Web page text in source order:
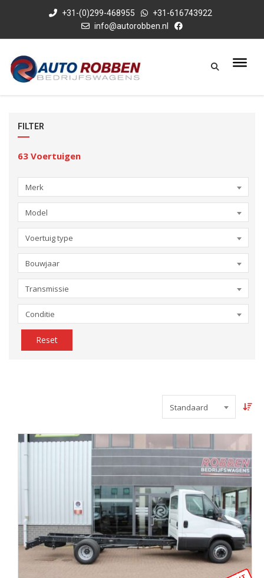
+31-(0)299-468955
+31-616743922
info@autorobben.nl
FILTER
63 Voertuigen
Merk
Model
Voertuig type
Bouwjaar
Transmissie
Conditie
Reset
Standaard